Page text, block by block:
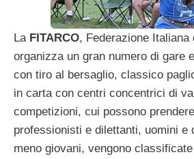
La FITARCO, Federazione Italiana
organizza un gran numero di gare
con tiro al bersaglio, classico
in carta con centri concentrici di
competizioni, cui possono
professionisti e dilettanti, uomini e
meno giovani, vengono